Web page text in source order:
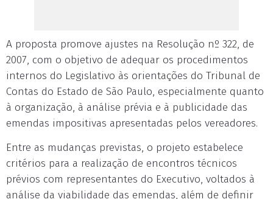
A proposta promove ajustes na Resolução nº 322, de
2007, com o objetivo de adequar os procedimentos
internos do Legislativo às orientações do Tribunal de
Contas do Estado de São Paulo, especialmente quanto
à organização, à análise prévia e à publicidade das
emendas impositivas apresentadas pelos vereadores.
Entre as mudanças previstas, o projeto estabelece
critérios para a realização de encontros técnicos
prévios com representantes do Executivo, voltados à
análise da viabilidade das emendas, além de definir